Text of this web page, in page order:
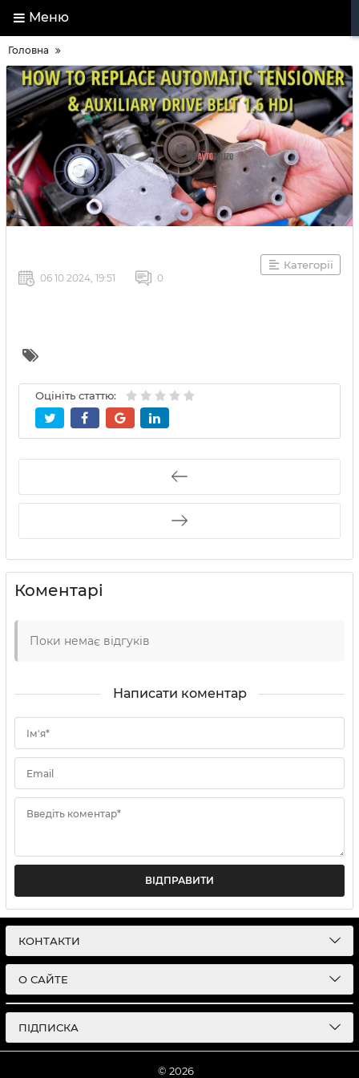
Меню
Головна
Категорії
06 10 2024, 19:51 0
Оцініть статтю:
Коментарі
Поки немає відгуків
Написати коментар
Ім'я*
Email
Введіть коментар*
ВІДПРАВИТИ
КОНТАКТИ
О САЙТЕ
ПІДПИСКА
© 2026